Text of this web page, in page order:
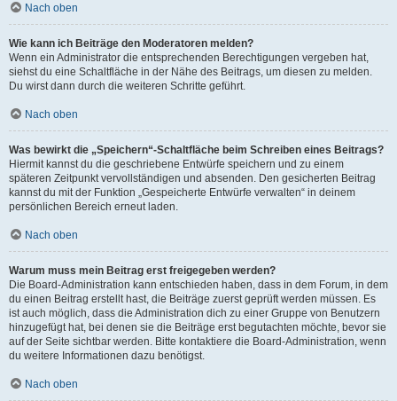
Nach oben
Wie kann ich Beiträge den Moderatoren melden?
Wenn ein Administrator die entsprechenden Berechtigungen vergeben hat,
siehst du eine Schaltfläche in der Nähe des Beitrags, um diesen zu melden.
Du wirst dann durch die weiteren Schritte geführt.
Nach oben
Was bewirkt die „Speichern“-Schaltfläche beim Schreiben eines Beitrags?
Hiermit kannst du die geschriebene Entwürfe speichern und zu einem
späteren Zeitpunkt vervollständigen und absenden. Den gesicherten Beitrag
kannst du mit der Funktion „Gespeicherte Entwürfe verwalten“ in deinem
persönlichen Bereich erneut laden.
Nach oben
Warum muss mein Beitrag erst freigegeben werden?
Die Board-Administration kann entschieden haben, dass in dem Forum, in dem
du einen Beitrag erstellt hast, die Beiträge zuerst geprüft werden müssen. Es
ist auch möglich, dass die Administration dich zu einer Gruppe von Benutzern
hinzugefügt hat, bei denen sie die Beiträge erst begutachten möchte, bevor sie
auf der Seite sichtbar werden. Bitte kontaktiere die Board-Administration, wenn
du weitere Informationen dazu benötigst.
Nach oben